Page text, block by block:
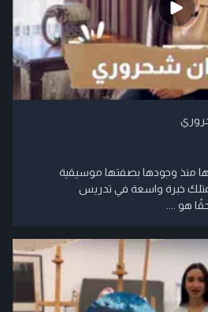
منذ وجودها بصفتها موسيقية
خبرة واسعة في تدريس
هو ....